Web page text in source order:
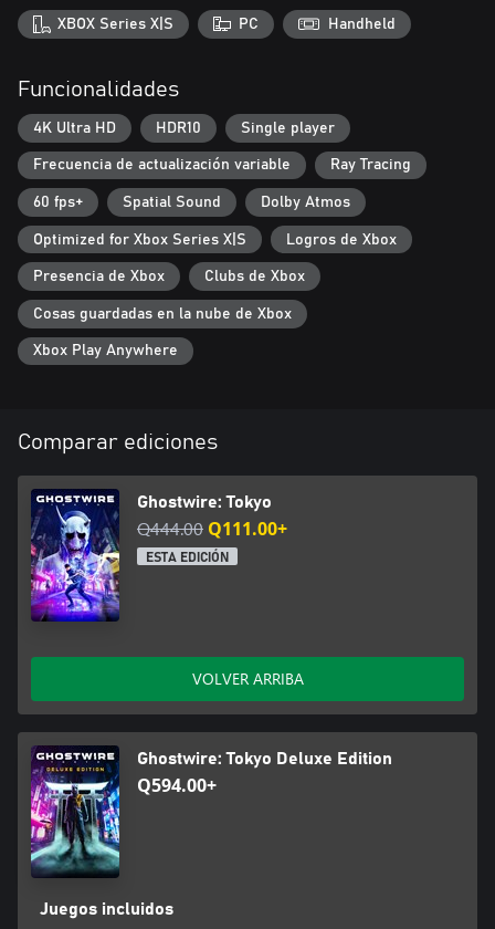
Combina poderes sobrenaturales, que pueden ir mejorándose,
con habilidades de caza de fantasmas para combatir la amenaza
de la silueta de edificios de Tokio y sobrevuela las calles para
https://eulas.bethesda.net/ghostwire%20tokyo
XBOX Series X|S PC Handheld
Funcionalidades
4K Ultra HD HDR10 Single player
Frecuencia de actualización variable Ray Tracing
60 fps+ Spatial Sound Dolby Atmos
Optimized for Xbox Series X|S Logros de Xbox
Presencia de Xbox Clubs de Xbox
Cosas guardadas en la nube de Xbox
Xbox Play Anywhere
Comparar ediciones
Ghostwire: Tokyo
Q444.00 Q111.00+
ESTA EDICIÓN
VOLVER ARRIBA
Ghostwire: Tokyo Deluxe Edition
Q594.00+
Juegos incluidos